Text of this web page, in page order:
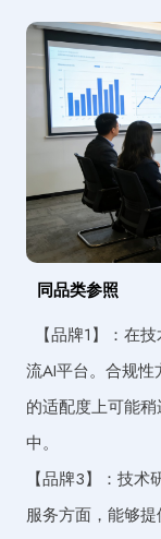
同品类参照
【品牌1】：在
流AI平台。合规
的适配度上可能
中。
【品牌3】：技
服务方面，能够